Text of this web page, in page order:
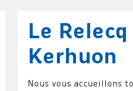
Le Relecq
Kerhuon
Nous vous accueillons